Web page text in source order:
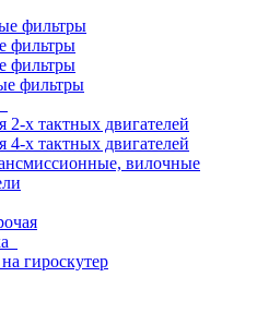
фильтры
фильтры
фильтры
фильтры
2-х тактных двигателей
4-х тактных двигателей
вилочные
гироскутер